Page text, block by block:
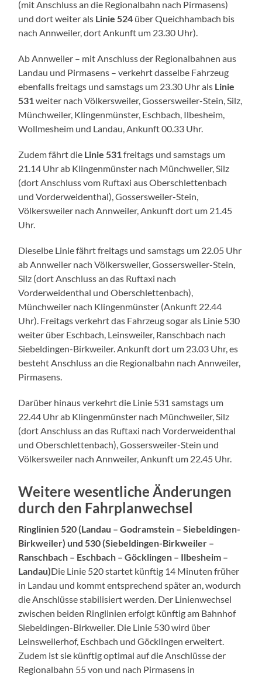
(mit Anschluss an die Regionalbahn nach Pirmasens)
und dort weiter als Linie 524 über Queichhambach bis
nach Annweiler, dort Ankunft um 23.30 Uhr).
Ab Annweiler – mit Anschluss der Regionalbahnen aus
Landau und Pirmasens – verkehrt dasselbe Fahrzeug
ebenfalls freitags und samstags um 23.30 Uhr als Linie
531weiter nach Völkersweiler, Gossersweiler-Stein, Silz,
Münchweiler, Klingenmünster, Eschbach, Ilbesheim,
Wollmesheim und Landau, Ankunft 00.33 Uhr.
Zudem fährt die Linie 531freitags und samstags um
21.14 Uhr ab Klingenmünster nach Münchweiler, Silz
(dort Anschluss vom Ruftaxi aus Oberschlettenbach
und Vorderweidenthal), Gossersweiler-Stein,
Völkersweiler nach Annweiler, Ankunft dort um 21.45
Uhr.
Dieselbe Linie fährt freitags und samstags um 22.05 Uhr
ab Annweiler nach Völkersweiler, Gossersweiler-Stein,
Silz (dort Anschluss an das Ruftaxi nach
Vorderweidenthal und Oberschlettenbach),
Münchweiler nach Klingenmünster (Ankunft 22.44
Uhr). Freitags verkehrt das Fahrzeug sogar als Linie 530
weiter über Eschbach, Leinsweiler, Ranschbach nach
Siebeldingen-Birkweiler. Ankunft dort um 23.03 Uhr, es
besteht Anschluss an die Regionalbahn nach Annweiler,
Pirmasens.
Darüber hinaus verkehrt die Linie 531 samstags um
22.44 Uhr ab Klingenmünster nach Münchweiler, Silz
(dort Anschluss an das Ruftaxi nach Vorderweidenthal
und Oberschlettenbach), Gossersweiler-Stein und
Völkersweiler nach Annweiler, Ankunft um 22.45 Uhr.
Weitere wesentliche Änderungen
durch den Fahrplanwechsel
Ringlinien 520 (Landau – Godramstein – Siebeldingen-
Birkweiler) und 530 (Siebeldingen-Birkweiler –
Ranschbach – Eschbach – Göcklingen – Ilbesheim –
Landau)Die Linie 520 startet künftig 14 Minuten früher
in Landau und kommt entsprechend später an, wodurch
die Anschlüsse stabilisiert werden. Der Linienwechsel
zwischen beiden Ringlinien erfolgt künftig am Bahnhof
Siebeldingen-Birkweiler. Die Linie 530 wird über
Leinsweilerhof, Eschbach und Göcklingen erweitert.
Zudem ist sie künftig optimal auf die Anschlüsse der
Regionalbahn 55 von und nach Pirmasens in